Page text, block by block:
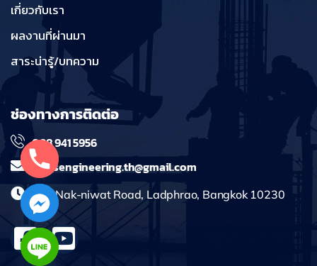
เกี่ยวกับเรา
ผลงานที่ผ่านมา
สาระน่ารู้/บทความ
ช่องทางการติดต่อ
098 941 5956
massengineering.th@gmail.com
241 Nak-niwat Road, Ladphrao, Bangkok 10230
chaty